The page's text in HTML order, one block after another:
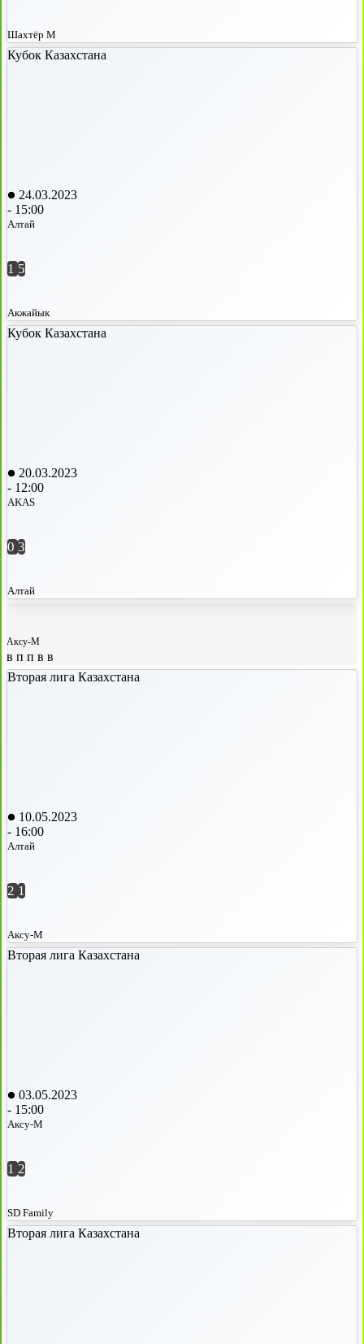
Шахтёр М
Кубок Казахстана
24.03.2023
- 15:00
Алтай
1 5
Акжайык
Кубок Казахстана
20.03.2023
- 12:00
AKAS
0 3
Алтай
Аксу-М
в п п в в
Вторая лига Казахстана
10.05.2023
- 16:00
Алтай
2 1
Аксу-М
Вторая лига Казахстана
03.05.2023
- 15:00
Аксу-М
1 2
SD Family
Вторая лига Казахстана